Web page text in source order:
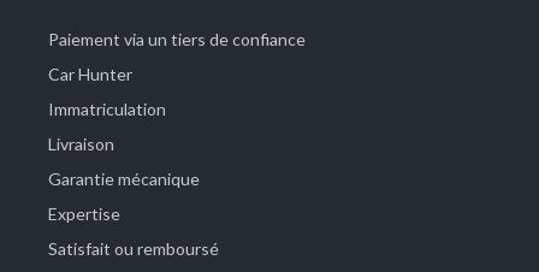
Paiement via un tiers de confiance
Car Hunter
Immatriculation
Livraison
Garantie mécanique
Expertise
Satisfait ou remboursé